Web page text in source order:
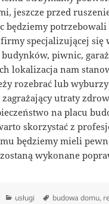
jeszcze przed
będziemy potrzebowali
specjalizującej się
piwnic,
lokalizacja nam
rozebrać lub
utraty
na placu
skorzystać z
będziemy mieli
wykonane
Kategorie
usługi Tagi
budowa domu,